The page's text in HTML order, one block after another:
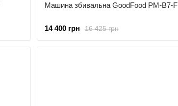
Машина збивальна GoodFood PM-B7-F
16 425 грн
14 400 грн